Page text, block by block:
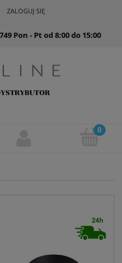
ZALOGUJ SIĘ
Pon - Pt od 8:00 do 15:00